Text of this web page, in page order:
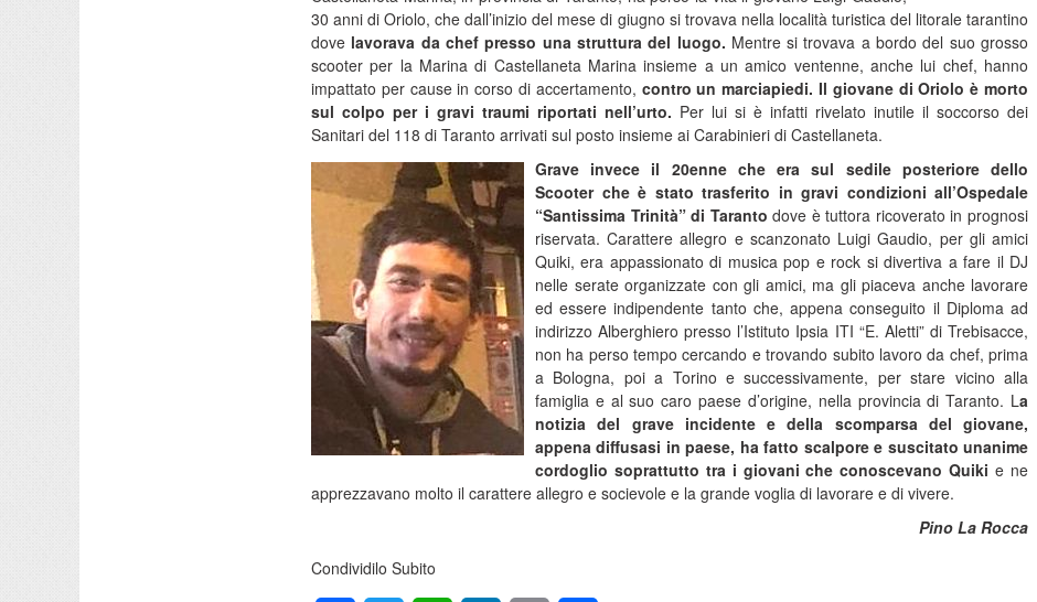
30 anni di Oriolo, che dall’inizio del mese di giugno si trovava nella località turistica del litorale tarantino
dove lavorava da chef presso una struttura del luogo. Mentre si trovava a bordo del suo grosso
scooter per la Marina di Castellaneta Marina insieme a un amico ventenne, anche lui chef, hanno
impattato per cause in corso di accertamento, contro un marciapiedi. Il giovane di Oriolo è morto
sul colpo per i gravi traumi riportati nell’urto. Per lui si è infatti rivelato inutile il soccorso dei
Sanitari del 118 di Taranto arrivati sul posto insieme ai Carabinieri di Castellaneta.
Grave invece il 20enne che era sul sedile posteriore dello
Scooter che è stato trasferito in gravi condizioni all’Ospedale
“Santissima Trinità” di Taranto dove è tuttora ricoverato in prognosi
riservata. Carattere allegro e scanzonato Luigi Gaudio, per gli amici
Quiki, era appassionato di musica pop e rock si divertiva a fare il DJ
nelle serate organizzate con gli amici, ma gli piaceva anche lavorare
ed essere indipendente tanto che, appena conseguito il Diploma ad
indirizzo Alberghiero presso l’Istituto Ipsia ITI “E. Aletti” di Trebisacce,
non ha perso tempo cercando e trovando subito lavoro da chef, prima
a Bologna, poi a Torino e successivamente, per stare vicino alla
famiglia e al suo caro paese d’origine, nella provincia di Taranto. La
notizia del grave incidente e della scomparsa del giovane,
appena diffusasi in paese, ha fatto scalpore e suscitato unanime
cordoglio soprattutto tra i giovani che conoscevano Quiki e ne
apprezzavano molto il carattere allegro e socievole e la grande voglia di lavorare e di vivere.
Pino La Rocca
Condividilo Subito